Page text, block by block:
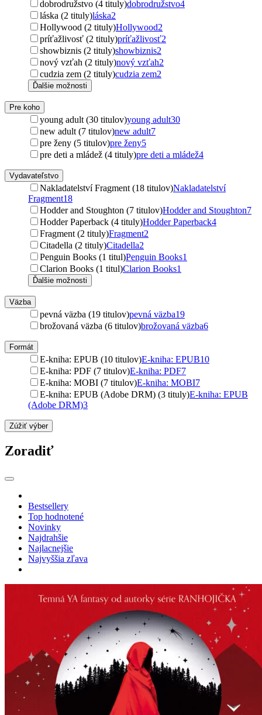
dobrodružstvo (4 tituly)dobrodružstvo4
láska (2 tituly)láska2
Hollywood (2 tituly)Hollywood2
príťažlivosť (2 tituly)príťažlivosť2
showbiznis (2 tituly)showbiznis2
nový vzťah (2 tituly)nový vzťah2
cudzia zem (2 tituly)cudzia zem2
Ďalšie možnosti
Pre koho
young adult (30 titulov)young adult30
new adult (7 titulov)new adult7
pre ženy (5 titulov)pre ženy5
pre deti a mládež (4 tituly)pre deti a mládež4
Vydavateľstvo
Nakladatelství Fragment (18 titulov)Nakladatelství
Fragment18
Hodder and Stoughton (7 titulov)Hodder and Stoughton7
Hodder Paperback (4 tituly)Hodder Paperback4
Fragment (2 tituly)Fragment2
Citadella (2 tituly)Citadella2
Penguin Books (1 titul)Penguin Books1
Clarion Books (1 titul)Clarion Books1
Ďalšie možnosti
Väzba
pevná väzba (19 titulov)pevná väzba19
brožovaná väzba (6 titulov)brožovaná väzba6
Formát
E-kniha: EPUB (10 titulov)E-kniha: EPUB10
E-kniha: PDF (7 titulov)E-kniha: PDF7
E-kniha: MOBI (7 titulov)E-kniha: MOBI7
E-kniha: EPUB (Adobe DRM) (3 tituly)E-kniha: EPUB
(Adobe DRM)3
Zúžiť výber
Zoradiť
Bestsellery
Top hodnotené
Novinky
Najdrahšie
Najlacnejšie
Najvyššia zľava